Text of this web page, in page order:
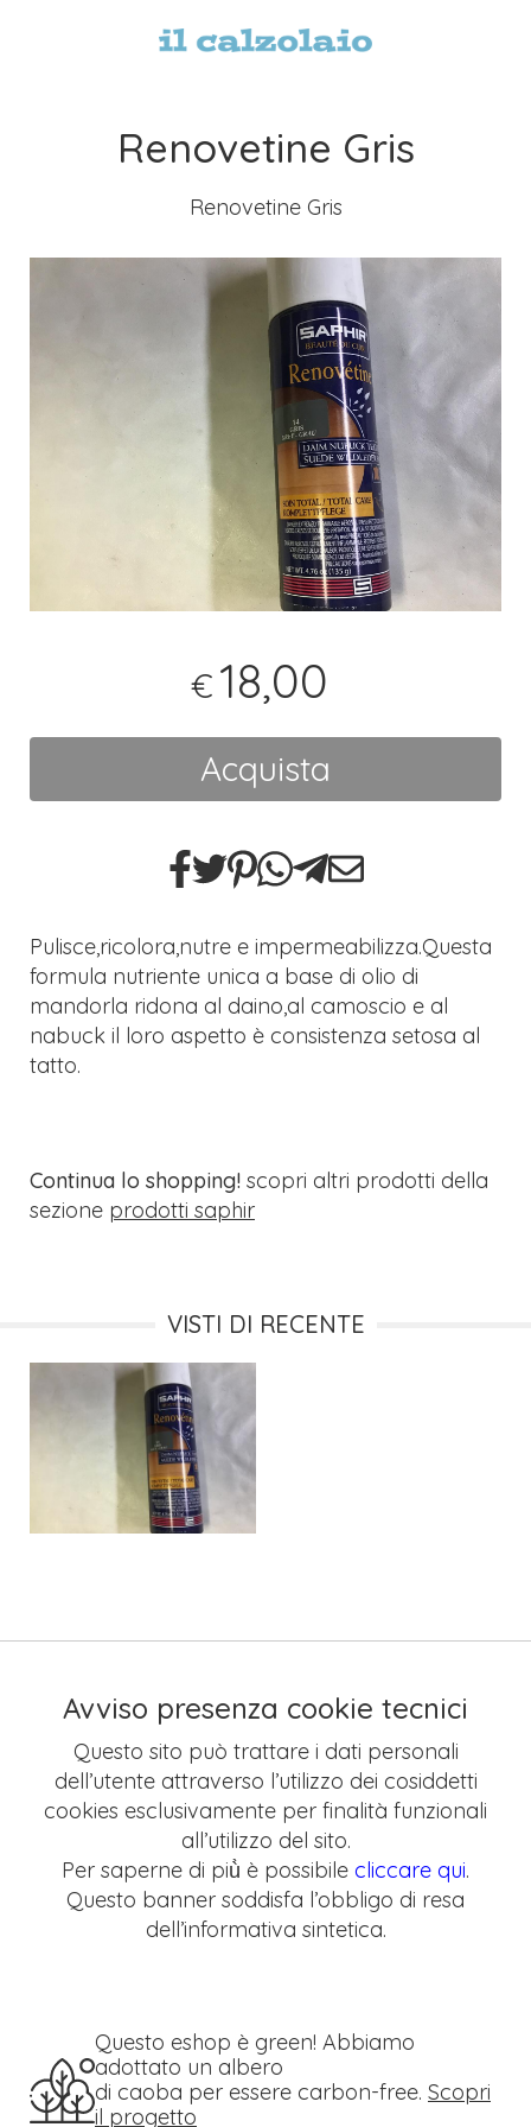
Renovetine Gris
Renovetine Gris
€ 18,00
Acquista
Pulisce,ricolora,nutre e impermeabilizza.Questa
formula nutriente unica a base di olio di
mandorla ridona al daino,al camoscio e al
nabuck il loro aspetto è consistenza setosa al
tatto.
Continua lo shopping! scopri altri prodotti della
sezione prodotti saphir
VISTI DI RECENTE
Avviso presenza cookie tecnici
Questo sito può trattare i dati personali
dell’utente attraverso l’utilizzo dei cosiddetti
cookies esclusivamente per finalità funzionali
all’utilizzo del sito.
Per saperne di più̀ è possibile cliccare qui.
Questo banner soddisfa l’obbligo di resa
dell’informativa sintetica.
Questo eshop è green! Abbiamo
adottato un albero
di caoba per essere carbon-free. Scopri
il progetto